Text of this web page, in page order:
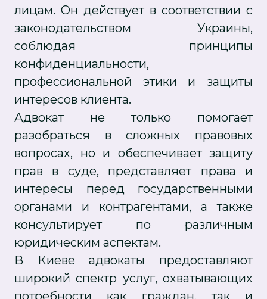
лицам. Он действует в соответствии с
законодательством Украины,
соблюдая принципы
конфиденциальности,
профессиональной этики и защиты
интересов клиента.
Адвокат не только помогает
разобраться в сложных правовых
вопросах, но и обеспечивает защиту
прав в суде, представляет права и
интересы перед государственными
органами и контрагентами, а также
консультирует по различным
юридическим аспектам.
В Киеве адвокаты предоставляют
широкий спектр услуг, охватывающих
потребности как граждан, так и